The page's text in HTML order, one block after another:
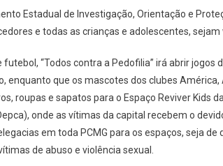
Estadual de Investigação, Orientação e
e todas as crianças e adolescentes, sejam
futebol, “Todos contra a Pedofilia” irá abrir
enquanto que os mascotes dos clubes
roupas e sapatos para o Espaço Reviver Kids
onde as vítimas da capital recebem o
em toda PCMG para os espaços, seja
de abuso e violência sexual.